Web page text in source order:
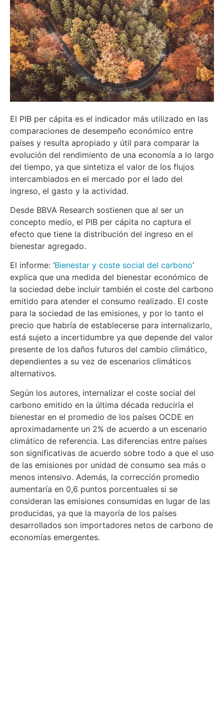
El PIB per cápita es el indicador más utilizado en las
comparaciones de desempeño económico entre
países y resulta apropiado y útil para comparar la
evolución del rendimiento de una economía a lo largo
del tiempo, ya que sintetiza el valor de los flujos
intercambiados en el mercado por el lado del
ingreso, el gasto y la actividad.
Desde BBVA Research sostienen que al ser un
concepto medio, el PIB per cápita no captura el
efecto que tiene la distribución del ingreso en el
bienestar agregado.
El informe: ‘Bienestar y coste social del carbono’
explica que una medida del bienestar económico de
la sociedad debe incluir también el coste del carbono
emitido para atender el consumo realizado. El coste
para la sociedad de las emisiones, y por lo tanto el
precio que habría de establecerse para internalizarlo,
está sujeto a incertidumbre ya que depende del valor
presente de los daños futuros del cambio climático,
dependientes a su vez de escenarios climáticos
alternativos.
Según los autores, internalizar el coste social del
carbono emitido en la última década reduciría el
bienestar en el promedio de los países OCDE en
aproximadamente un 2% de acuerdo a un escenario
climático de referencia. Las diferencias entre países
son significativas de acuerdo sobre todo a que el uso
de las emisiones por unidad de consumo sea más o
menos intensivo. Además, la corrección promedio
aumentaría en 0,6 puntos porcentuales si se
consideran las emisiones consumidas en lugar de las
producidas, ya que la mayoría de los países
desarrollados son importadores netos de carbono de
economías emergentes.